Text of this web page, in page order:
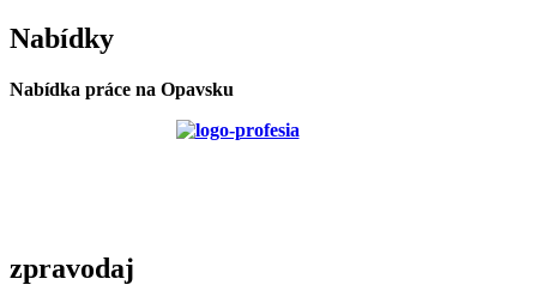
Nabídky
Nabídka práce na Opavsku
zpravodaj